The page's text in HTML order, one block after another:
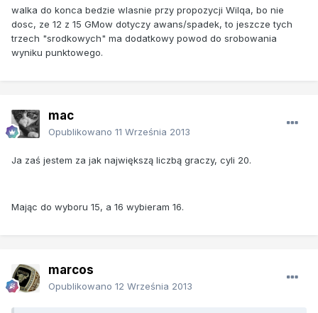
walka do konca bedzie wlasnie przy propozycji Wilqa, bo nie
dosc, ze 12 z 15 GMow dotyczy awans/spadek, to jeszcze tych
trzech "srodkowych" ma dodatkowy powod do srobowania
wyniku punktowego.
mac
Opublikowano 11 Września 2013
Ja zaś jestem za jak największą liczbą graczy, cyli 20.
Mając do wyboru 15, a 16 wybieram 16.
marcos
Opublikowano 12 Września 2013